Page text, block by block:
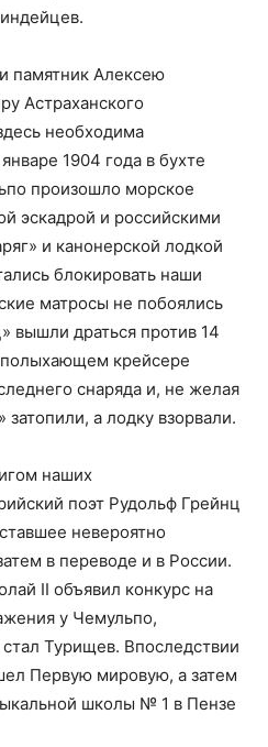
памятник Алексею
Астраханского
необходима
1904 года в бухте
произошло морское
эскадрой и российскими
и канонерской лодкой
блокировать наши
матросы не побоялись
вышли драться против 14
крейсере
снаряда и, не желая
затопили, а лодку взорвали.
наших
поэт Рудольф Грейнц
невероятно
в переводе и в России.
II объявил конкурс на
у Чемульпо,
Турищев. Впоследствии
Первую мировую, а затем
школы № 1 в Пензе